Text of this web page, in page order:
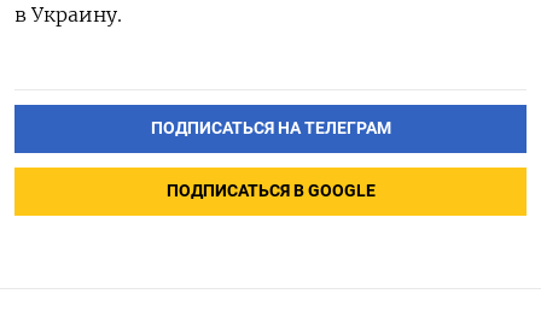
в Украину.
ПОДПИСАТЬСЯ НА ТЕЛЕГРАМ
ПОДПИСАТЬСЯ В GOOGLE